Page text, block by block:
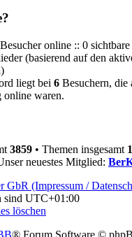
Besucher online :: 0
(basierend auf den
liegt bei 6 Besuchern, die
online waren.
3859 • Themen insgesamt
neuestes Mitglied:
GbR (Impressum /
sind UTC+01:00
löschen